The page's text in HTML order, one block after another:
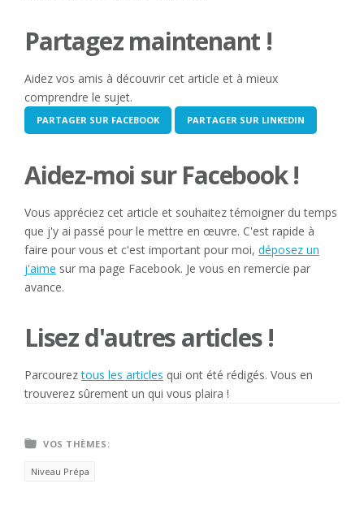
Partagez maintenant !
Aidez vos amis à découvrir cet article et à mieux
comprendre le sujet.
PARTAGER SUR FACEBOOK PARTAGER SUR LINKEDIN
Aidez-moi sur Facebook !
Vous appréciez cet article et souhaitez témoigner du temps
que j'y ai passé pour le mettre en œuvre. C'est rapide à
faire pour vous et c'est important pour moi, déposez un
j'aime sur ma page Facebook. Je vous en remercie par
avance.
Lisez d'autres articles !
Parcoureztous les articles qui ont été rédigés. Vous en
trouverez sûrement un qui vous plaira !
VOS THÈMES:
Niveau Prépa